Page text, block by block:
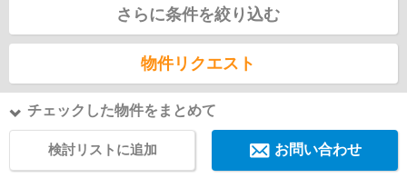
さらに条件を絞り込む
物件リクエスト
チェックした物件をまとめて
検討リストに追加 お問い合わせ